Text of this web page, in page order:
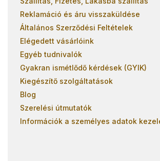
Reklamáció és áru visszaküldése
Általános Szerződési Feltételek
Elégedett vásárlóink
Egyéb tudnivalók
Gyakran ismétlődő kérdések (GYIK)
Kiegészítő szolgáltatások
Blog
Szerelési útmutatók
Információk a személyes adatok